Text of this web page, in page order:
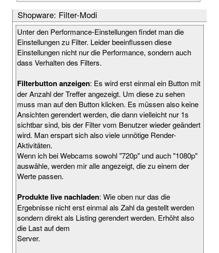
Shopware: Filter-Modi
Unter den Performance-Einstellungen findet man die
Einstellungen zu Filter. Leider beeinflussen diese
Einstellungen nicht nur die Performance, sondern auch
dass Verhalten des Filters.
Filterbutton anzeigen: Es wird erst einmal ein Button mit
der Anzahl der Treffer angezeigt. Um diese zu sehen
muss man auf den Button klicken. Es müssen also keine
Ansichten gerendert werden, die dann vielleicht nur 1s
sichtbar sind, bis der Filter vom Benutzer wieder geändert
wird. Man erspart sich also viele unnötige Render-
Aktivitäten.
Wenn ich bei Webcams sowohl "720p" und auch "1080p"
auswähle, werden mir alle angezeigt, die zu einem der
Werte passen.
Produkte live nachladen: Wie oben nur das die
Ergebnisse nicht erst einmal als Zahl da gestellt werden
sondern direkt als Listing gerendert werden. Erhöht also
die Last auf dem
Server.